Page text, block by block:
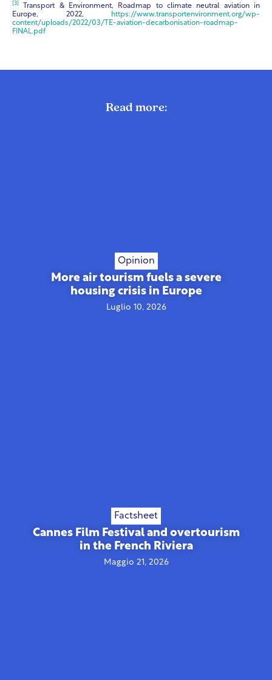
[3]
Transport & Environment, Roadmap to climate neutral aviation in
Europe, 2022,
https://www.transportenvironment.org/wp-
content/uploads/2022/03/TE-aviation-decarbonisation-roadmap-
FINAL.pdf
Read more:
Opinion
More air tourism fuels a severe
housing crisis in Europe
Luglio 10, 2026
Factsheet
Cannes Film Festival and overtourism
in the French Riviera
Maggio 21, 2026